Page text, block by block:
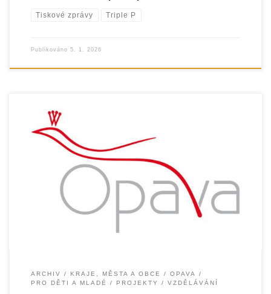
Tiskové zprávy Triple P
Publikováno 5. 1. 2026
Organizace EUROTOPIA.CZ, o.p.s. v roce 2025 realizovala
projekt Spolu to zvládneme 2025, který byl zaměřen na
podporu dětí ze sociálně znevýhodněného
ARCHIV KRAJE, MĚSTA A OBCE
OPAVA
PRO DĚTI A MLADÉ
PROJEKTY VZDĚLÁVÁNÍ